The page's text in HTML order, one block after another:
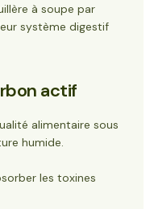
à soupe par
système digestif
actif
alimentaire sous
humide.
les toxines